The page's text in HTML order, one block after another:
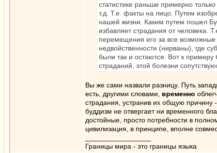
статистике раньше примерно
т.д. Т.е. факты на лицо. Путем
нашей жизни. Каким путем пошел
избавляет страдания от человека.
перемещения его за все
недвойственности (нирваны), где
были так и остаются. Вот к примеру
страданий, этой болезни
Вы же сами назвали разницу. Путь
есть, другими словами, временно
страдания, устранив их общую причину
буддизм не отвергает ни временного
достойные, просто потребности в
цивилизация, в принципе, вполне
Границы мира - это границы языка